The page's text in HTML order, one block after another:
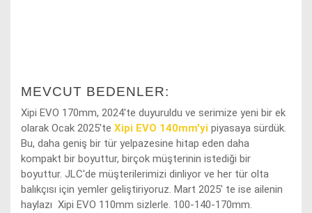
MEVCUT BEDENLER:
Xipi EVO 170mm, 2024'te duyuruldu ve serimize yeni bir ek
olarak Ocak 2025'te Xipi EVO 140mm'yi piyasaya sürdük.
Bu, daha geniş bir tür yelpazesine hitap eden daha
kompakt bir boyuttur, birçok müşterinin istediği bir
boyuttur. JLC'de müşterilerimizi dinliyor ve her tür olta
balıkçısı için yemler geliştiriyoruz. Mart 2025' te ise ailenin
haylazı Xipi EVO 110mm sizlerle. 100-140-170mm.